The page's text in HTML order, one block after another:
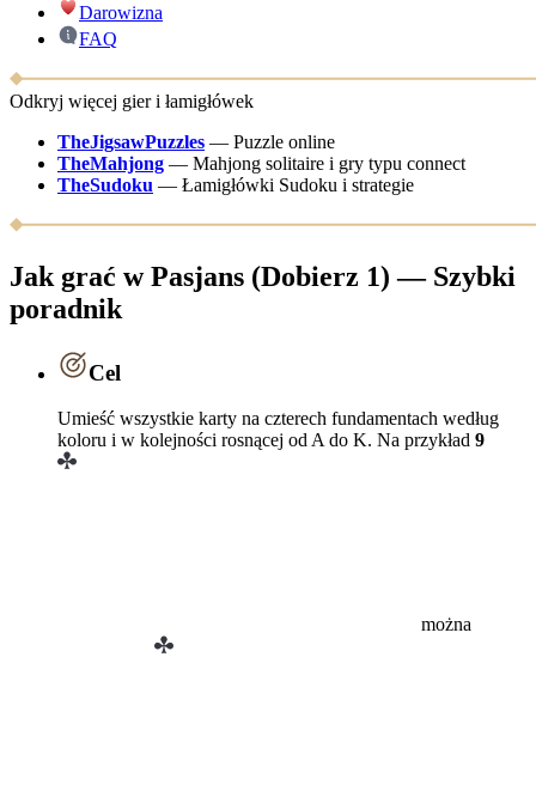
Darowizna
FAQ
Odkryj więcej gier i łamigłówek
TheJigsawPuzzles — Puzzle online
TheMahjong — Mahjong solitaire i gry typu connect
TheSudoku — Łamigłówki Sudoku i strategie
Jak grać w Pasjans (Dobierz 1) — Szybki
poradnik
Cel
Umieść wszystkie karty na czterech fundamentach według
koloru i w kolejności rosnącej od A do K. Na przykład 9
można